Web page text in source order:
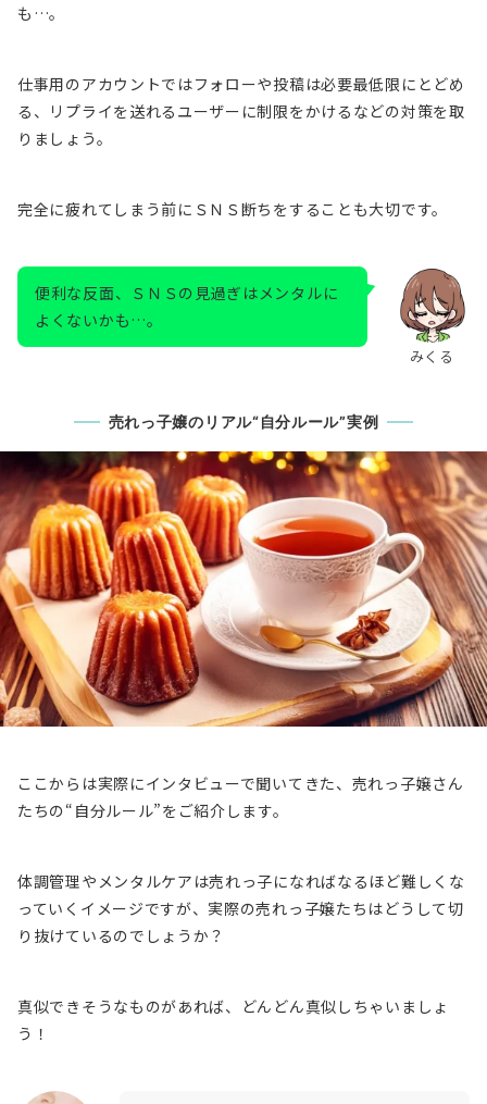
も…。
仕事用のアカウントではフォローや投稿は必要最低限にとどめ
る、リプライを送れるユーザーに制限をかけるなどの対策を取
りましょう。
完全に疲れてしまう前にＳＮＳ断ちをすることも大切です。
みくる
便利な反面、ＳＮＳの見過ぎはメンタルに
よくないかも…。
売れっ子嬢のリアル“自分ルール”実例
ここからは実際にインタビューで聞いてきた、売れっ子嬢さん
たちの“自分ルール”をご紹介します。
体調管理やメンタルケアは売れっ子になればなるほど難しくな
っていくイメージですが、実際の売れっ子嬢たちはどうして切
り抜けているのでしょうか？
真似できそうなものがあれば、どんどん真似しちゃいましょ
う！